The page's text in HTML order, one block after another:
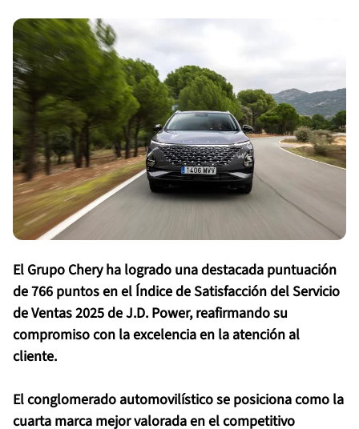
El Grupo Chery ha logrado una destacada puntuación
de 766 puntos en el Índice de Satisfacción del Servicio
de Ventas 2025 de J.D. Power, reafirmando su
compromiso con la excelencia en la atención al
cliente.
El conglomerado automovilístico se posiciona como la
cuarta marca mejor valorada en el competitivo